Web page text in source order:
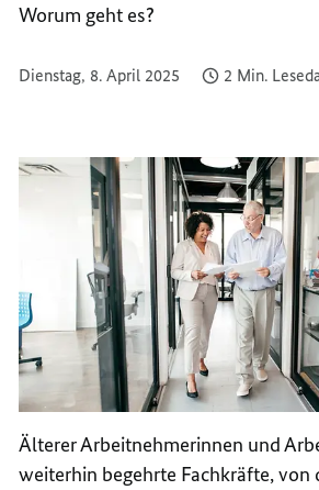
Worum geht es?
Dienstag, 8. April 2025 2 Min.
Älterer Arbeitnehmerinnen und
weiterhin begehrte Fachkräfte, von